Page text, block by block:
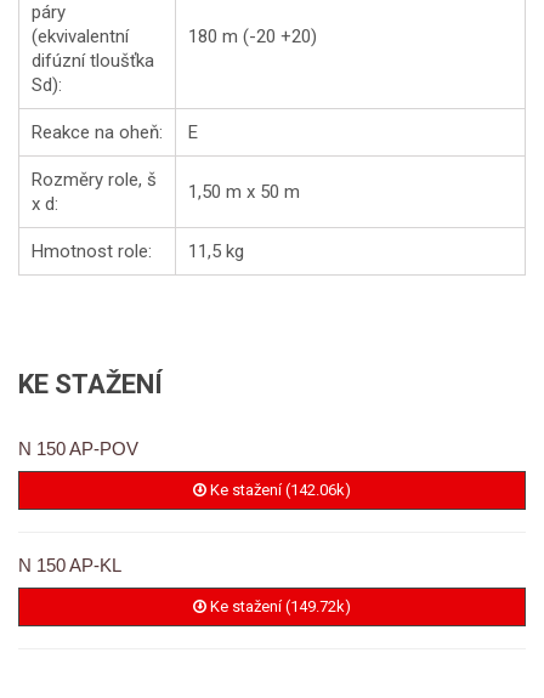
páry
(ekvivalentní
difúzní tloušťka
Sd):
180 m (-20 +20)
Reakce na oheň: E
Rozměry role, š
x d:
1,50 m x 50 m
Hmotnost role: 11,5 kg
KE STAŽENÍ
N 150 AP-POV
Ke stažení (142.06k)
N 150 AP-KL
Ke stažení (149.72k)